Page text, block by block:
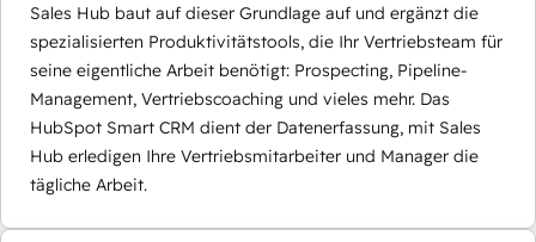
Sales Hub baut auf dieser Grundlage auf und ergänzt die
spezialisierten Produktivitätstools, die Ihr Vertriebsteam für
seine eigentliche Arbeit benötigt: Prospecting, Pipeline-
Management, Vertriebscoaching und vieles mehr. Das
HubSpot Smart CRM dient der Datenerfassung, mit Sales
Hub erledigen Ihre Vertriebsmitarbeiter und Manager die
tägliche Arbeit.